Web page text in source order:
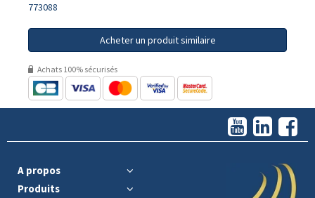
773088
Acheter un produit similaire
Achats 100% sécurisés
A propos
Produits